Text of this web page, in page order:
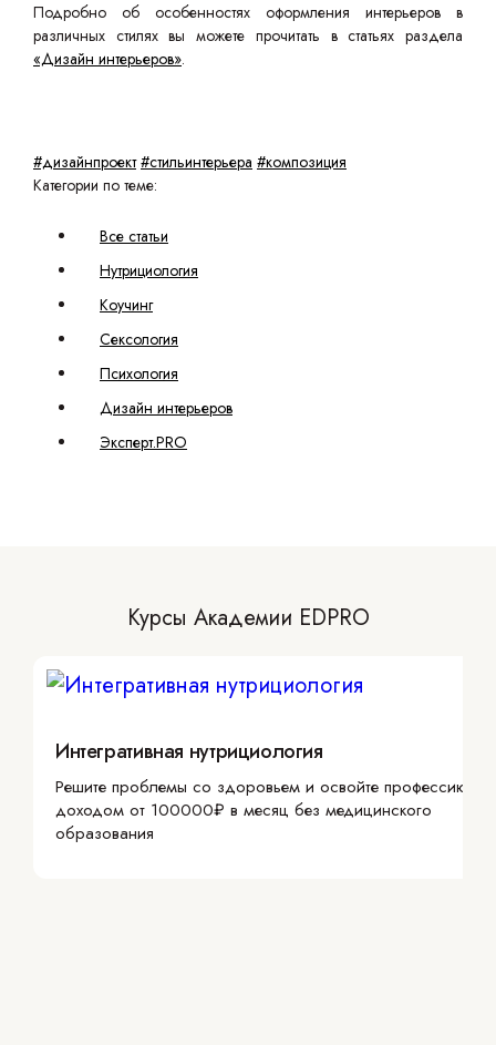
Подробно об особенностях оформления интерьеров в
различных стилях вы можете прочитать в статьях раздела
«Дизайн интерьеров».
#дизайнпроект #стильинтерьера #композиция
Категории по теме:
Все статьи
Нутрициология
Коучинг
Сексология
Психология
Дизайн интерьеров
Эксперт.PRO
Курсы Академии EDPRO
Интегративная нутрициология
Решите проблемы со здоровьем и освойте профессию с
доходом от 100000₽ в месяц без медицинского
образования